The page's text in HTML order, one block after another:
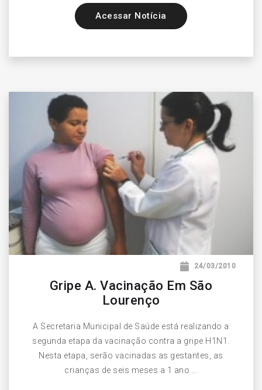
Acessar Notícia
24/03/2010
Gripe A. Vacinação Em São
Lourenço
A Secretaria Municipal de Saúde está realizando a
segunda etapa da vacinação contra a gripe H1N1.
Nesta etapa, serão vacinadas as gestantes, as
crianças de seis meses a 1 ano ...